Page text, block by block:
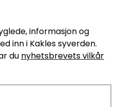
informasjon og
inn i Kakles syverden.
du nyhetsbrevets vilkår